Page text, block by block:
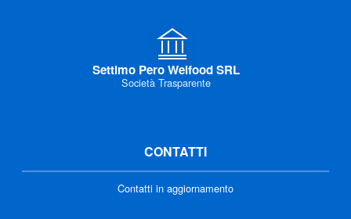
Settimo Pero Welfood SRL
Società Trasparente
CONTATTI
Contatti in aggiornamento